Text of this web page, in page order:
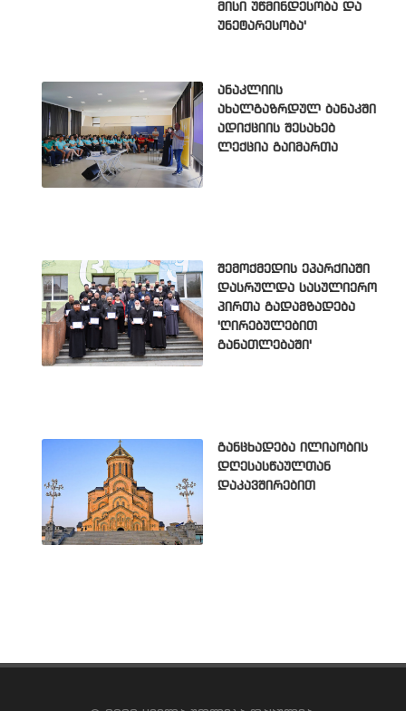
მისი უწმინდესობა და
უნეტარესობა'
ანაკლიის
ახალგაზრდულ ბანაკში
ადიქციის შესახებ
ლექცია გაიმართა
შემოქმედის ეპარქიაში
დასრულდა სასულიერო
პირთა გადამზადება
'ღირებულებით
განათლებაში'
განცხადება ილიაობის
დღესასწაულთან
დაკავშირებით